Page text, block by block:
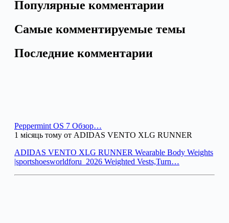
Популярные комментарии
Самые комментируемые темы
Последние комментарии
Peppermint OS 7 Обзор…
1 місяць тому от ADIDAS VENTO XLG RUNNER
ADIDAS VENTO XLG RUNNER Wearable Body Weights
|sportshoesworldforu_2026 Weighted Vests,Turn…